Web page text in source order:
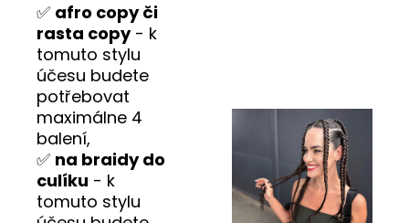
✅ afro copy či
rasta copy- k
tomuto stylu
účesu budete
potřebovat
maximálne 4
balení,
✅ na braidy do
culíku - k
tomuto stylu